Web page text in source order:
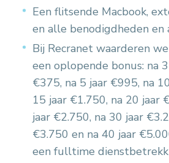
Een flitsende Macbook,
en alle benodigdheden en
Bij Recranet waarderen
een oplopende bonus: na
€375, na 5 jaar €995, na
15 jaar €1.750, na 20 jaar
jaar €2.750, na 30 jaar
€3.750 en na 40 jaar
een fulltime